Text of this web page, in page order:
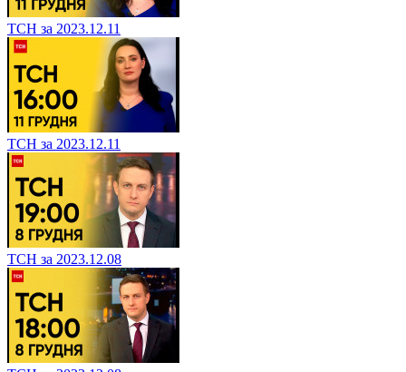
ТСН за 2023.12.11
ТСН за 2023.12.11
ТСН за 2023.12.08